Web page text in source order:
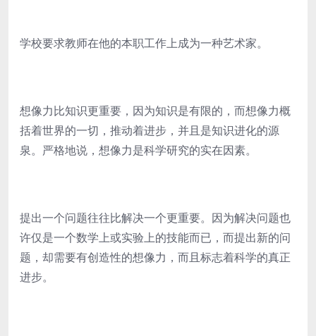
学校要求教师在他的本职工作上成为一种艺术家。
想像力比知识更重要，因为知识是有限的，而想像力概
括着世界的一切，推动着进步，并且是知识进化的源
泉。严格地说，想像力是科学研究的实在因素。
提出一个问题往往比解决一个更重要。因为解决问题也
许仅是一个数学上或实验上的技能而已，而提出新的问
题，却需要有创造性的想像力，而且标志着科学的真正
进步。